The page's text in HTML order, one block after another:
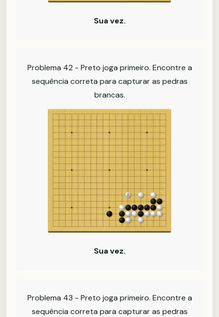
Sua vez.
Problema 42 - Preto joga primeiro. Encontre a
sequência correta para capturar as pedras
brancas.
Sua vez.
Problema 43 - Preto joga primeiro. Encontre a
sequência correta para capturar as pedras